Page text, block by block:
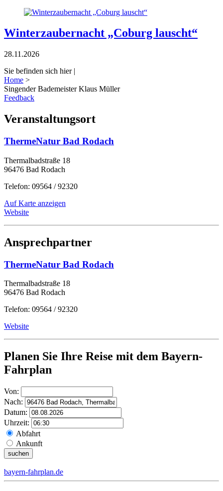
Winterzaubernacht „Coburg lauscht“
28.11.2026
Sie befinden sich hier |
Home >
Singender Bademeister Klaus Müller
Feedback
Veranstaltungsort
ThermeNatur Bad Rodach
Thermalbadstraße 18
96476 Bad Rodach
Telefon: 09564 / 92320
Auf Karte anzeigen
Website
Ansprechpartner
ThermeNatur Bad Rodach
Thermalbadstraße 18
96476 Bad Rodach
Telefon: 09564 / 92320
Website
Planen Sie Ihre Reise mit dem Bayern-
Fahrplan
Von:
Nach:
Datum:
Uhrzeit:
Abfahrt
Ankunft
bayern-fahrplan.de